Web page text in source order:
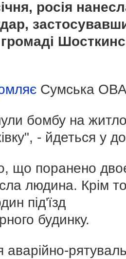
росія
Сумська
бомбу на
- йдеться у
що поранено
людина. Крім
під'їзд
будинку.
аварійно-